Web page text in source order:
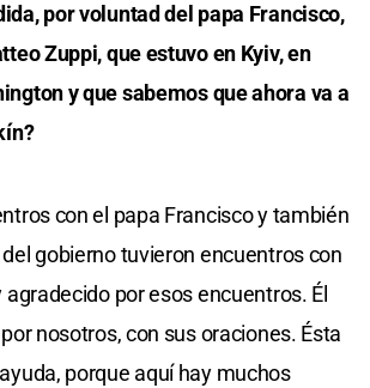
por voluntad del papa Francisco,
Zuppi, que estuvo en Kyiv, en
y que sabemos que ahora va a
con el papa Francisco y también
gobierno tuvieron encuentros con
por esos encuentros. Él
nosotros, con sus oraciones. Ésta
porque aquí hay muchos